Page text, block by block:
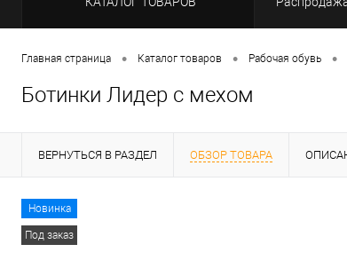
Главная страница • Каталог товаров • Рабочая обувь •
Ботинки Лидер с мехом
ВЕРНУТЬСЯ В РАЗДЕЛ ОБЗОР ТОВАРА
Новинка
Под заказ